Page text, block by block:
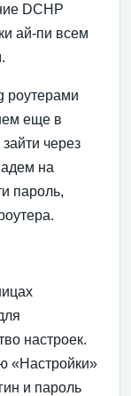
DCHP
ай-пи всем
роутерами
еще в
через
на
пароль,
настроек.
«Настройки»
и пароль